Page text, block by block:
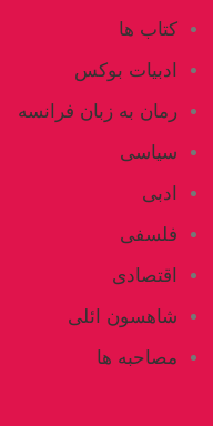
کتاب ها
ادبیات بوکس
رمان به زبان فرانسه
سیاسی
ادبی
فلسفی
اقتصادی
شاهسون ائلی
مصاحبه ها